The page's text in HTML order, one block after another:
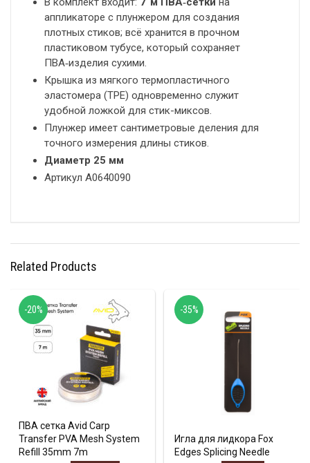
аппликаторе с плунжером для создания
плотных стиков; всё хранится в прочном
пластиковом тубусе, который сохраняет
ПВА‑изделия сухими.
Крышка из мягкого термопластичного
эластомера (TPE) одновременно служит
удобной ложкой для стик-миксов.
Плунжер имеет сантиметровые деления для
точного измерения длины стиков.
Диаметр 25 мм
Артикул A0640090
Related Products
ПВА сетка Avid Carp
Transfer PVA Mesh System
Refill 35mm 7m
-20%
Игла для лидкора Fox
Edges Splicing Needle
-35%